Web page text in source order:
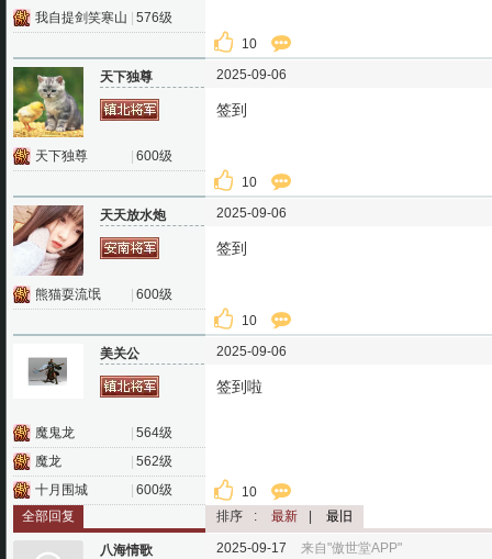
我自提剑笑寒山 576级
10
天下独尊
天下独尊 600级
2025-09-06
签到
10
天天放水炮
熊猫耍流氓 600级
2025-09-06
签到
10
美关公
魔鬼龙
564级
魔龙
562级
十月围城
600级
2025-09-06
签到啦
10
全部回复
排序 : 最新 最旧
八海情歌 2025-09-17 来自"傲世堂APP"